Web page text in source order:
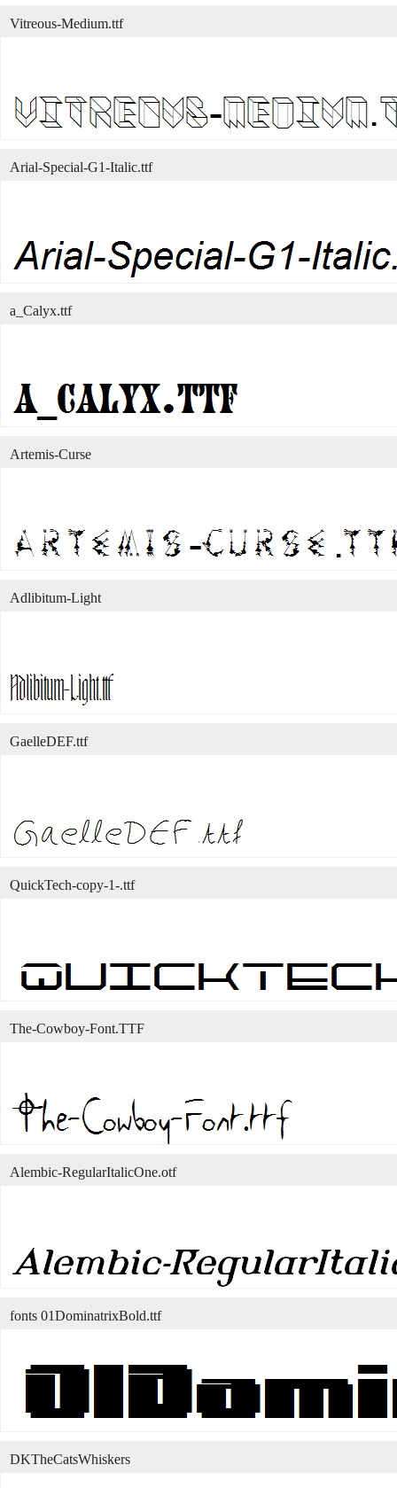
Vitreous-Medium.ttf
Arial-Special-G1-Italic.ttf
a_Calyx.ttf
Artemis-Curse
Adlibitum-Light
GaelleDEF.ttf
QuickTech-copy-1-.ttf
The-Cowboy-Font.TTF
Alembic-RegularItalicOne.otf
fonts 01DominatrixBold.ttf
DKTheCatsWhiskers